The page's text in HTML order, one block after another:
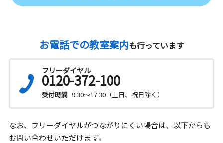
お電話での教室案内も行っています
フリーダイヤル
0120-372-100
受付時間 9:30～17:30（土日、祝日除く）
なお、フリーダイヤルがつながりにくい場合は、以下からも
お問い合わせいただけます。